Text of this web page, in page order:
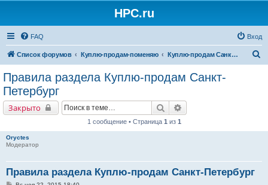
HPC.ru
FAQ Вход
Список форумов Куплю-продам-поменяю Куплю-продам Санкт-Петербург
Правила раздела Куплю-продам Санкт-
Петербург
Закрыто Поиск
1 сообщение • Страница 1 из 1
Oryctes
Модератор
Правила раздела Куплю-продам Санкт-Петербург